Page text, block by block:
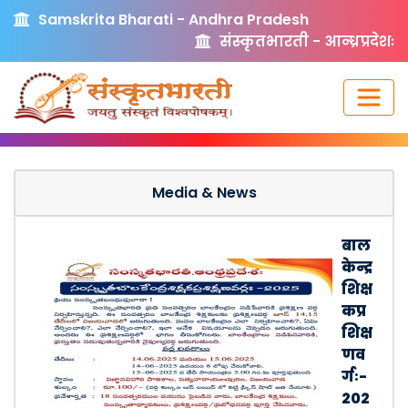
Samskrita Bharati - Andhra Pradesh
संस्कृतभारती - आन्ध्रप्रदेशः
Media & News
बाल
केन्द्र
शिक्ष
कप्र
शिक्ष
णव
र्गः-
202